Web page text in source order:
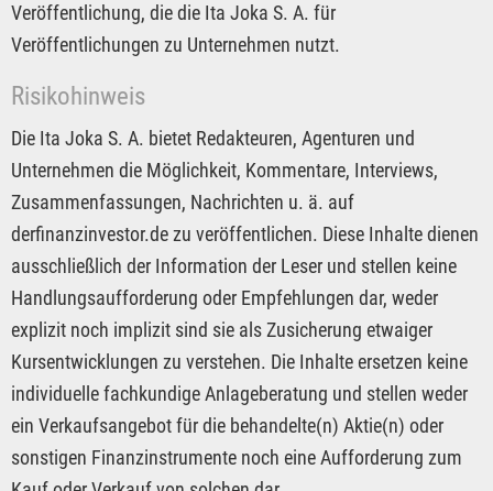
Veröffentlichung, die die Ita Joka S. A. für
Veröffentlichungen zu Unternehmen nutzt.
Risikohinweis
Die Ita Joka S. A. bietet Redakteuren, Agenturen und
Unternehmen die Möglichkeit, Kommentare, Interviews,
Zusammenfassungen, Nachrichten u. ä. auf
derfinanzinvestor.de zu veröffentlichen. Diese Inhalte dienen
ausschließlich der Information der Leser und stellen keine
Handlungsaufforderung oder Empfehlungen dar, weder
explizit noch implizit sind sie als Zusicherung etwaiger
Kursentwicklungen zu verstehen. Die Inhalte ersetzen keine
individuelle fachkundige Anlageberatung und stellen weder
ein Verkaufsangebot für die behandelte(n) Aktie(n) oder
sonstigen Finanzinstrumente noch eine Aufforderung zum